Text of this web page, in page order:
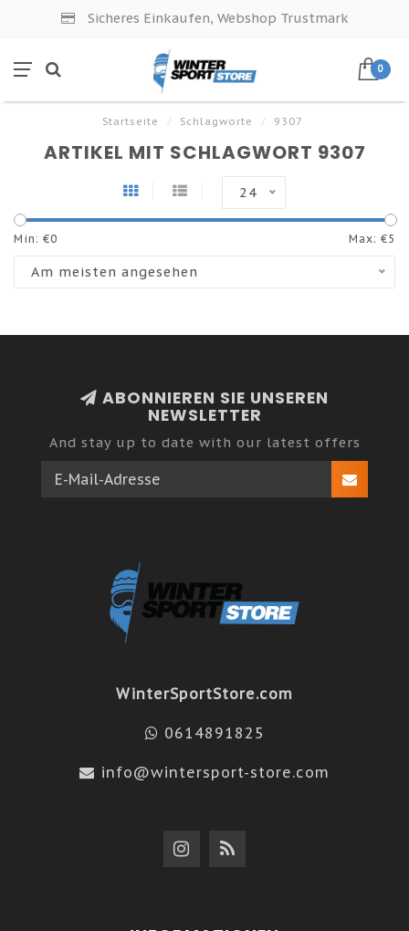
Sicheres Einkaufen, Webshop Trustmark
0
Startseite / Schlagworte / 9307
ARTIKEL MIT SCHLAGWORT 9307
24
Min: €0 Max: €5
Am meisten angesehen
ABONNIEREN SIE UNSEREN
NEWSLETTER
And stay up to date with our latest offers
WinterSportStore.com
0614891825
info@wintersport-store.com